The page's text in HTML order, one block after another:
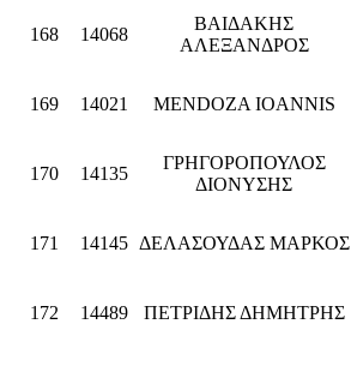
168 14068
ΒΑΙΔΑΚΗΣ
ΑΛΕΞΑΝΔΡΟΣ
169 14021 MENDOZA IOANNIS
170 14135
ΓΡΗΓΟΡΟΠΟΥΛΟΣ
ΔΙΟΝΥΣΗΣ
171 14145 ΔΕΛΑΣΟΥΔΑΣ ΜΑΡΚΟΣ
172 14489 ΠΕΤΡΙΔΗΣ ΔΗΜΗΤΡΗΣ